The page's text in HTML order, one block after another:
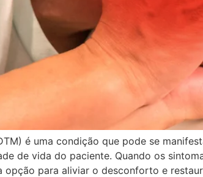
é uma condição que pode se
de vida do paciente. Quando os
opção para aliviar o desconforto e